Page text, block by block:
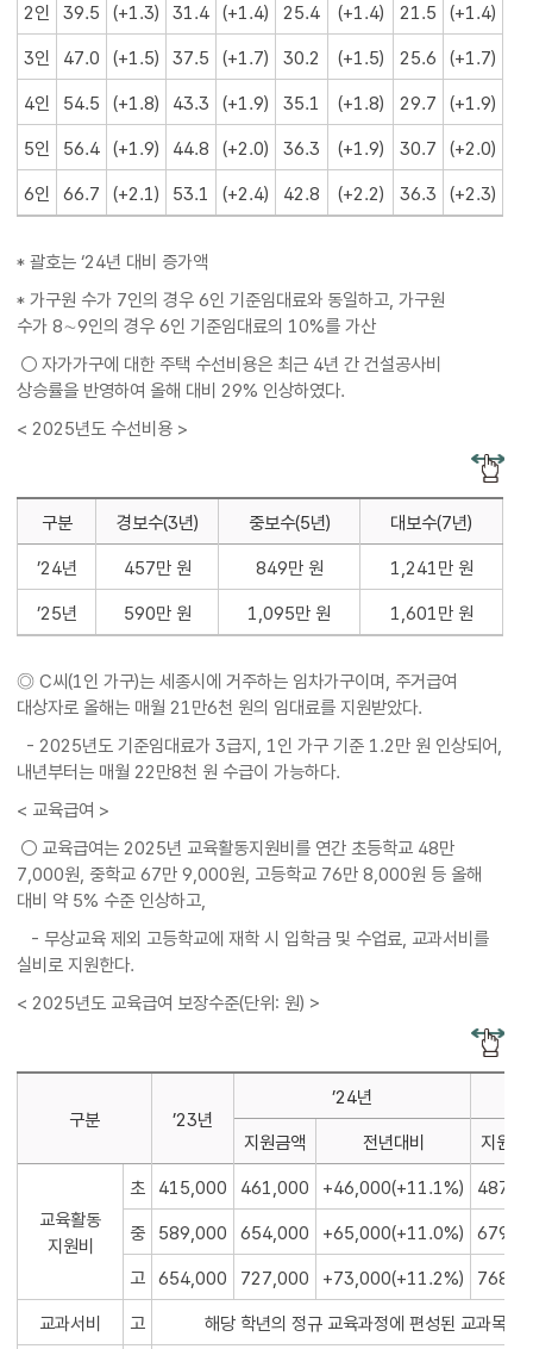
2인
39.5 (+1.3) 31.4 (+1.4) 25.4 (+1.4) 21.5
(+1.4)
3인
47.0 (+1.5) 37.5 (+1.7) 30.2 (+1.5) 25.6
(+1.7)
4인
54.5 (+1.8) 43.3 (+1.9) 35.1 (+1.8) 29.7
(+1.9)
5인
56.4 (+1.9) 44.8 (+2.0) 36.3 (+1.9) 30.7
(+2.0)
6인
66.7 (+2.1) 53.1 (+2.4) 42.8 (+2.2) 36.3 (+2.3)
* 괄호는 ‘24년 대비 증가액
* 가구원 수가 7인의 경우 6인 기준임대료와 동일하고, 가구원
수가 8∼9인의 경우 6인 기준임대료의 10%를 가산
○ 자가가구에 대한 주택 수선비용은 최근 4년 간 건설공사비
상승률을 반영하여 올해 대비 29% 인상하였다.
< 2025년도 수선비용 >
구분 경보수(3년) 중보수(5년)
대보수(7년)
’24년
457만 원 849만 원
1,241만 원
’25년
590만 원 1,095만 원 1,601만 원
◎ C씨(1인 가구)는 세종시에 거주하는 임차가구이며, 주거급여
대상자로 올해는 매월 21만6천 원의 임대료를 지원받았다.
- 2025년도 기준임대료가 3급지, 1인 가구 기준 1.2만 원 인상되어,
내년부터는 매월 22만8천 원 수급이 가능하다.
< 교육급여 >
○ 교육급여는 2025년 교육활동지원비를 연간 초등학교 48만
7,000원, 중학교 67만 9,000원, 고등학교 76만 8,000원 등 올해
대비 약 5% 수준 인상하고,
- 무상교육 제외 고등학교에 재학 시 입학금 및 수업료, 교과서비를
실비로 지원한다.
< 2025년도 교육급여 보장수준(단위: 원) >
구분 ’23년
’24년
지원금액
전년대비 지원금
교육활동
지원비
초 415,000 461,000 +46,000(+11.1%)
중
589,000 654,000 +65,000(+11.0%)
고 654,000 727,000 +73,000(+11.2%)
교과서비
고 해당 학년의 정규 교육과정에 편성된 교과목의